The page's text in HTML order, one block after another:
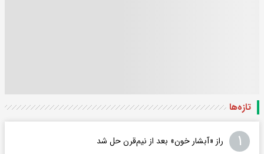
تازه‌ها
۱ راز «آبشار خون» بعد از نیم‌قرن حل شد